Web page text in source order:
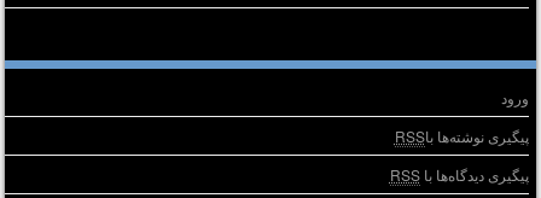
ورود
پیگیری نوشته‌ها باRSS
پیگیری دیدگاه‌ها باRSS